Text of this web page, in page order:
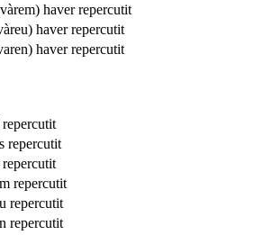
haverrepercutit
haverrepercutit
haverrepercutit
repercutit
repercutit
repercutit
repercutit
repercutit
repercutit